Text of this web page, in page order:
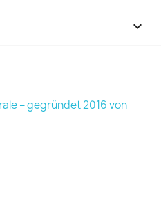
keyboard_arrow_down
– gegründet 2016 von